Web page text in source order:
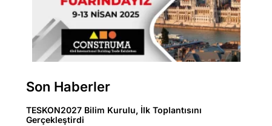
Son Haberler
TESKON2027 Bilim Kurulu, İlk Toplantısını
Gerçekleştirdi